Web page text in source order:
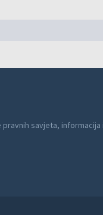
savjeta, informacija